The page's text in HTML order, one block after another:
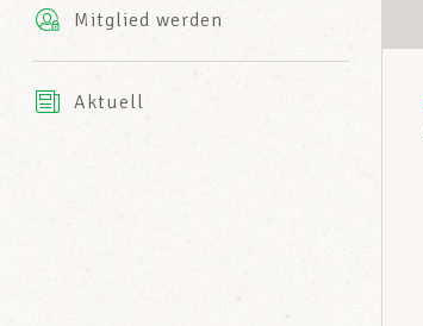
Mitglied werden
Aktuell